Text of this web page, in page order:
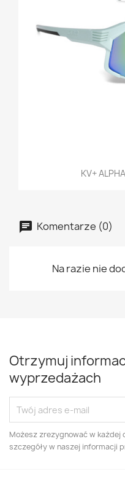
KV+
Komentarze (0)
Na razie nie
Otrzymuj
wyprzedażach
Możesz zrezygnować w każdej
szczegóły w naszej informacji